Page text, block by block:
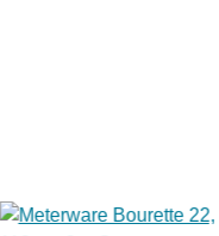
Seidenbourette
Eigenschaften des
angenehmes